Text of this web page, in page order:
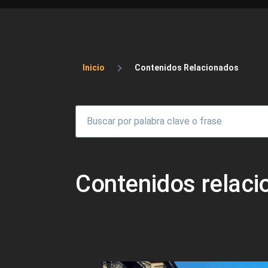
Sobrescribir enlaces
Inicio Contenidos Relacionados
Contenidos